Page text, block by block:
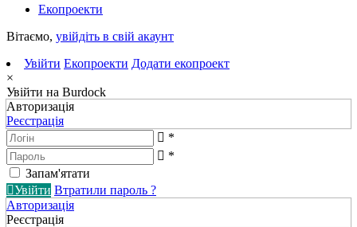
Екопроекти
Вітаємо, увійдіть в свій акаунт
Увійти Екопроекти Додати екопроект
×
Увійти на Burdock
Авторизація
Реєстрація
*
*
Запам'ятати
Увійти Втратили пароль ?
Авторизація
Реєстрація